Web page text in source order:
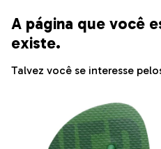
A página que você
existe.
Talvez você se interesse